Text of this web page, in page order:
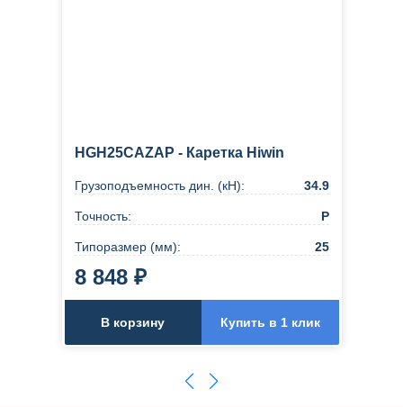
HGH25CAZAP - Каретка Hiwin
Грузоподъемность дин. (кН): 34.9
Точность: Р
Типоразмер (мм): 25
8 848 ₽
В корзину Купить в 1 клик